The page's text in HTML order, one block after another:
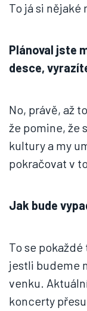
To já si nějaké
Plánoval jste
desce,
No, právě, až
že pomine, že
kultury a my
pokračovat v
Jak bude
To se
jestli budeme
venku.
koncerty